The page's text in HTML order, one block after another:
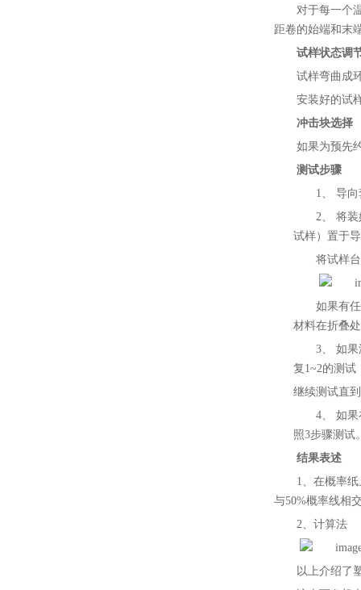
对于每一个
距卷的始端和末
试样状态调
试样弯曲成
安装好的试
冲击块选择
如果为预先
测试步骤
1、 导向
2、 将装
试样）置于
将试样
如果有
材料在折叠
3、 如果
复1~2的测试
继续测试直
4、 如果
照3步骤测试
结果表述
1、在概率
与50%概率线相
2、计算法
以上介绍了